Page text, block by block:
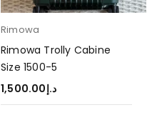
Rimowa
Rimowa Trolly Cabine
Size 1500-5
د.إ1,500.00